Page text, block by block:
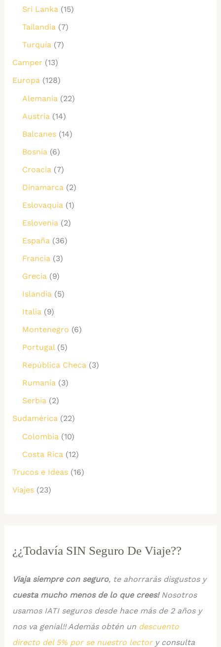
Sri Lanka (15)
Tailandia (7)
Turquía (7)
Camper (13)
Europa (128)
Alemania (22)
Austria (14)
Balcanes(14)
Bosnia (6)
Croacia (7)
Dinamarca (2)
Eslovaquia (1)
Eslovenia (2)
España (36)
Francia (3)
Grecia (9)
Islandia (5)
Italia (9)
Montenegro (6)
Portugal (5)
República Checa (3)
Rumanía (3)
Serbia (2)
Sudamérica (22)
Colombia (10)
Costa Rica (12)
Trucos e Ideas(16)
Viajes(23)
¿¿Todavía SIN Seguro De Viaje??
Viaja siempre con seguro, te ahorrarás disgustos y
cuesta mucho menos de lo que crees!Nosotros
usamos IATI seguros desde hace más de 2 años y
nos va genial!! Además obtén un descuento
directo del 5% por se nuestro lectory consulta